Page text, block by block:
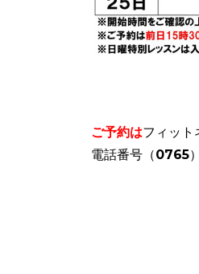
ご予約はフィット
電話番号（0765